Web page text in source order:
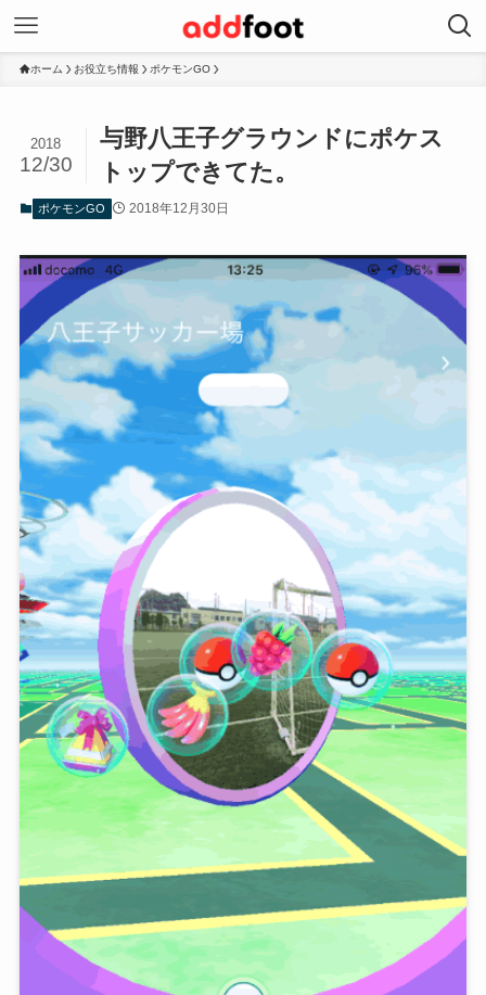
ホーム お役立ち情報 ポケモンGO
与野八王子グラウンドにポケス
トップできてた。
2018
12/30
ポケモンGO 2018年12月30日